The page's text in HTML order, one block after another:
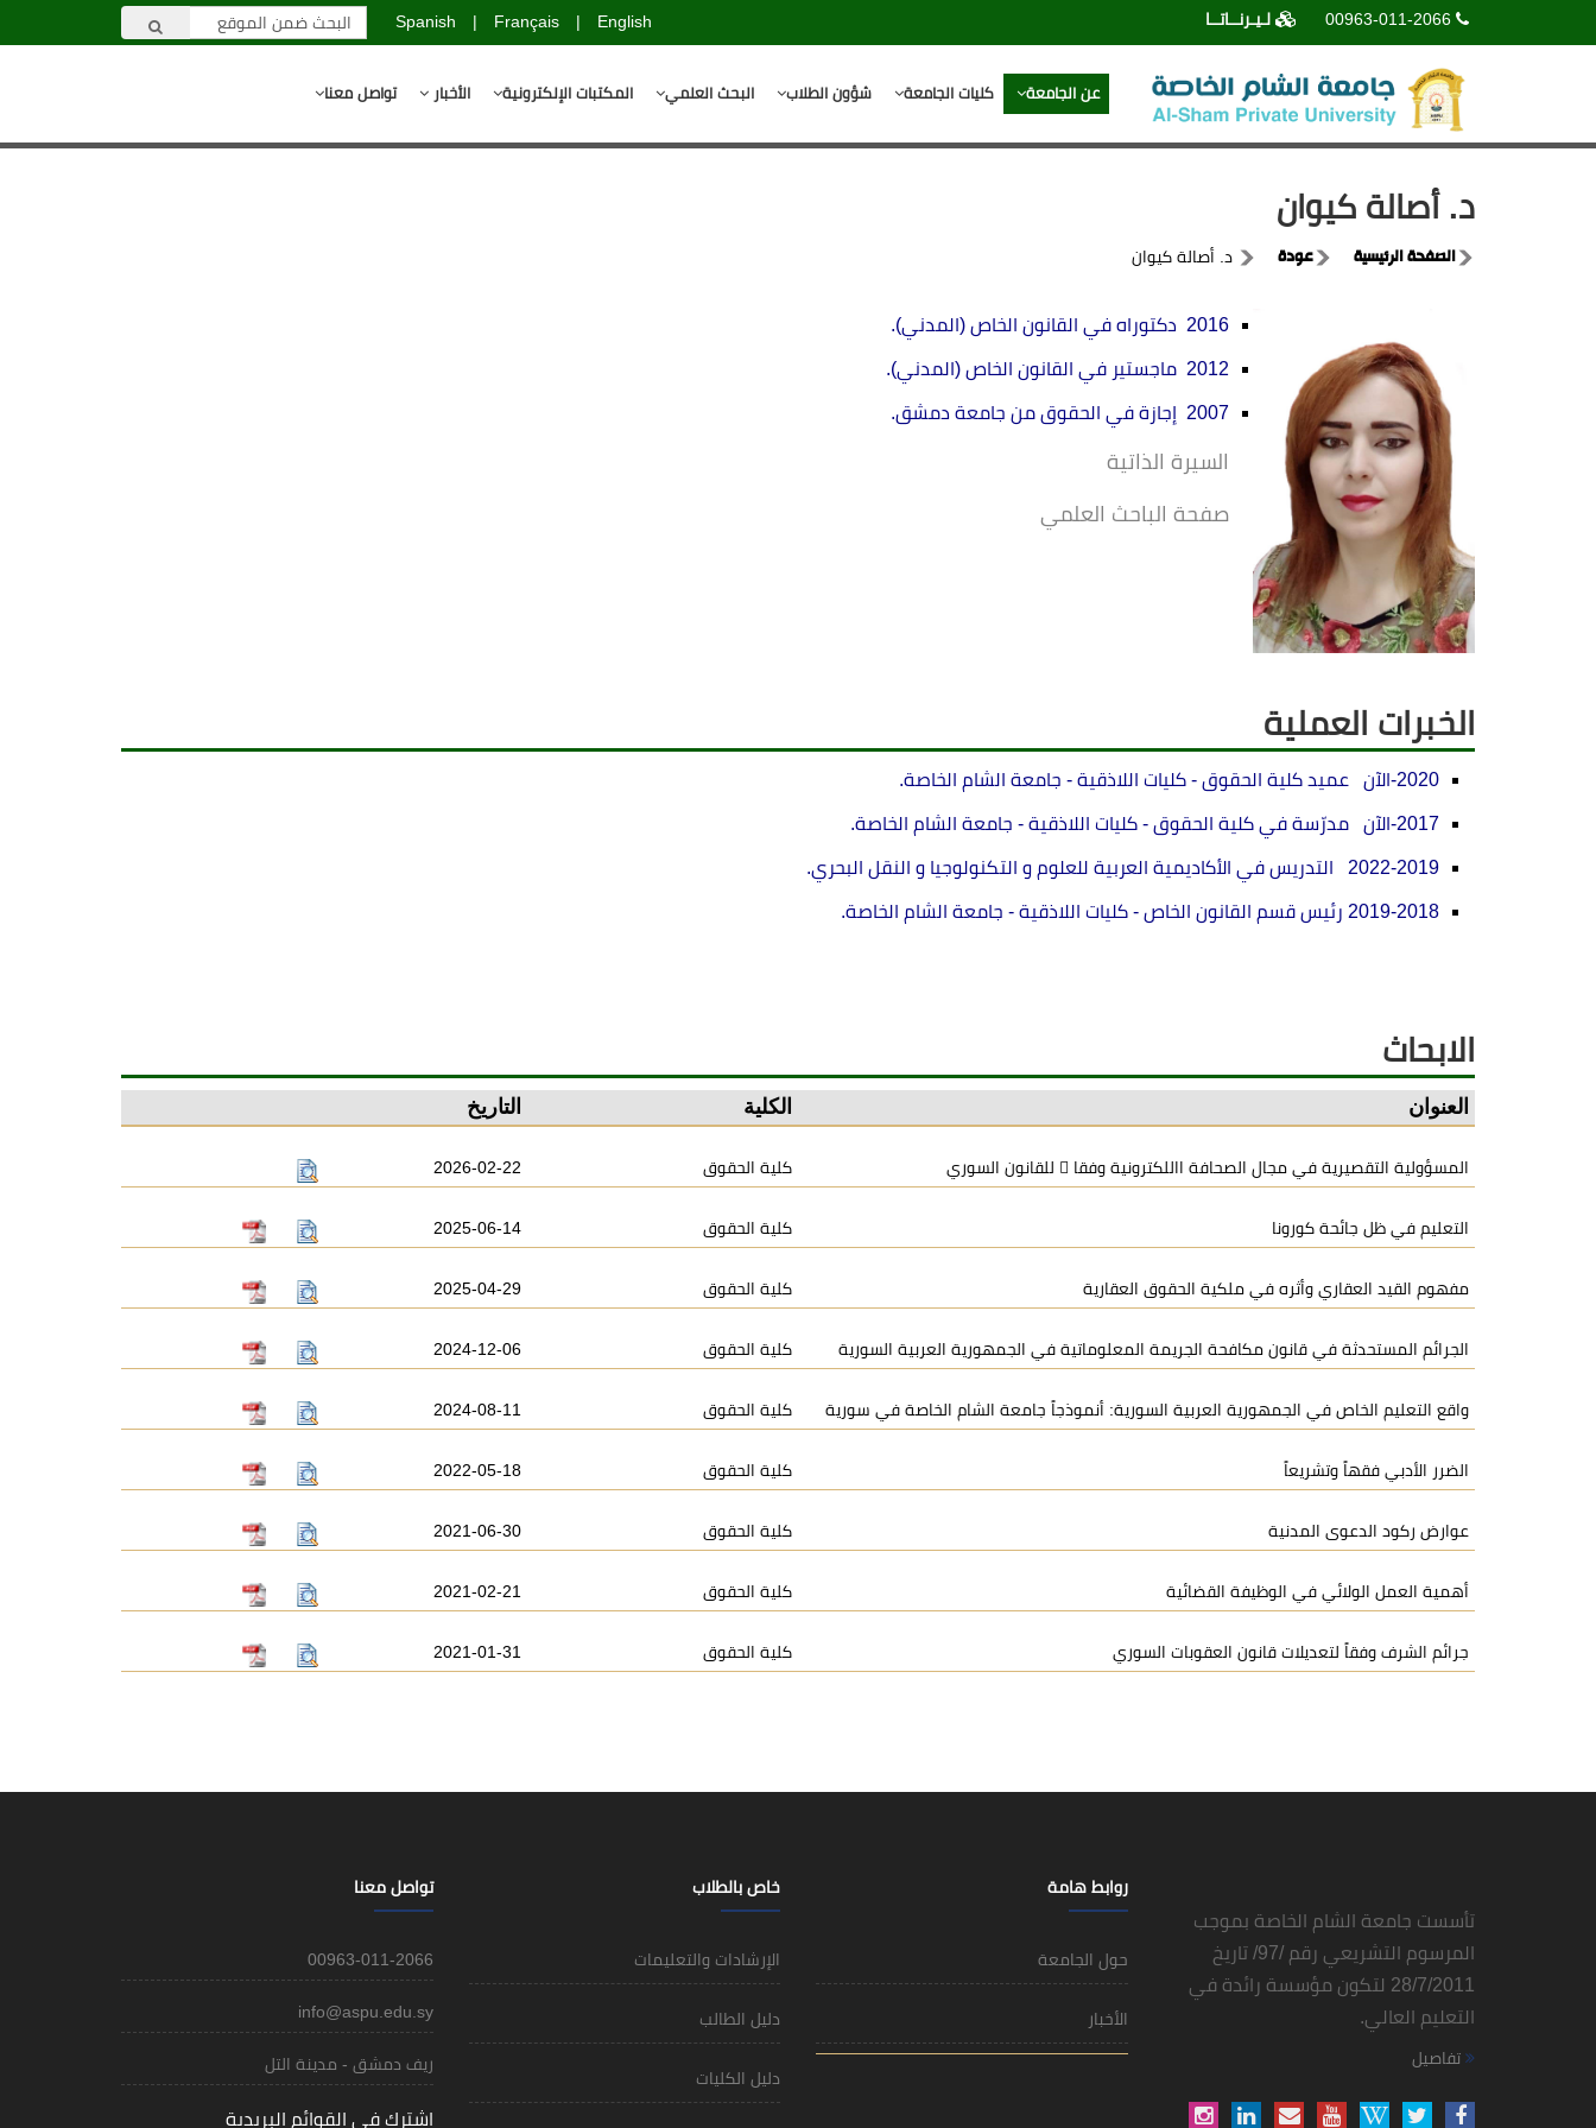
00963-011-2066 لـيـرنــاتــا English
|
Français
|
Spanish
عن الجامعة كليات الجامعة شؤون الطلاب البحث العلمي المكتبات الإلكترونية الأخبار تواصل معنا
د. أصالة كيوان
الصفحة الرئيسية عودة د. أصالة كيوان
2016 دكتوراه في القانون الخاص (المدني).
2012 ماجستير في القانون الخاص (المدني).
2007 إجازة في الحقوق من جامعة دمشق.
السيرة الذاتية
صفحة الباحث العلمي
الخبرات العملية
2020-الآن عميد كلية الحقوق - كليات اللاذقية - جامعة الشام الخاصة.
2017-الآن مدرّسة في كلية الحقوق - كليات اللاذقية - جامعة الشام الخاصة.
2022-2019 التدريس في الأكاديمية العربية للعلوم و التكنولوجيا و النقل البحري.
2019-2018 رئيس قسم القانون الخاص - كليات اللاذقية - جامعة الشام الخاصة.
الابحاث
العنوان الكلية التاريخ
المسؤولية التقصيرية في مجال الصحافة االلكترونية وفقا ً للقانون السوري كلية الحقوق 2026-02-22
التعليم في ظل جائحة كورونا كلية الحقوق 2025-06-14
مفهوم القيد العقاري وأثره في ملكية الحقوق العقارية كلية الحقوق 2025-04-29
الجرائم المستحدثة في قانون مكافحة الجريمة المعلوماتية في الجمهورية العربية السورية كلية الحقوق 2024-12-06
واقع التعليم الخاص في الجمهورية العربية السورية: أنموذجاً جامعة الشام الخاصة في سورية كلية الحقوق 2024-08-11
الضرر الأدبي فقهاً وتشريعاً كلية الحقوق 2022-05-18
عوارض ركود الدعوى المدنية كلية الحقوق 2021-06-30
أهمية العمل الولائي في الوظيفة القضائية كلية الحقوق 2021-02-21
جرائم الشرف وفقاً لتعديلات قانون العقوبات السوري كلية الحقوق 2021-01-31
تأسست جامعة الشام الخاصة بموجب
المرسوم التشريعي رقم /97/ تاريخ
28/7/2011 لتكون مؤسسة رائدة في
التعليم العالي.
تفاصيل
روابط هامة
حول الجامعة
الأخبار
خاص بالطلاب
الإرشادات والتعليمات
دليل الطالب
دليل الكليات
تواصل معنا
00963-011-2066
info@aspu.edu.sy
ريف دمشق - مدينة التل
اشترك في القوائم البريدية